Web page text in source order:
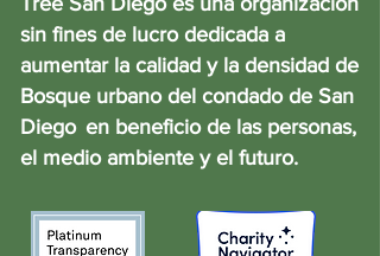
sin fines de lucro dedicada a
aumentar la calidad y la densidad de
Bosque urbano del condado de San
Diego en beneficio de las personas,
el medio ambiente y el futuro.